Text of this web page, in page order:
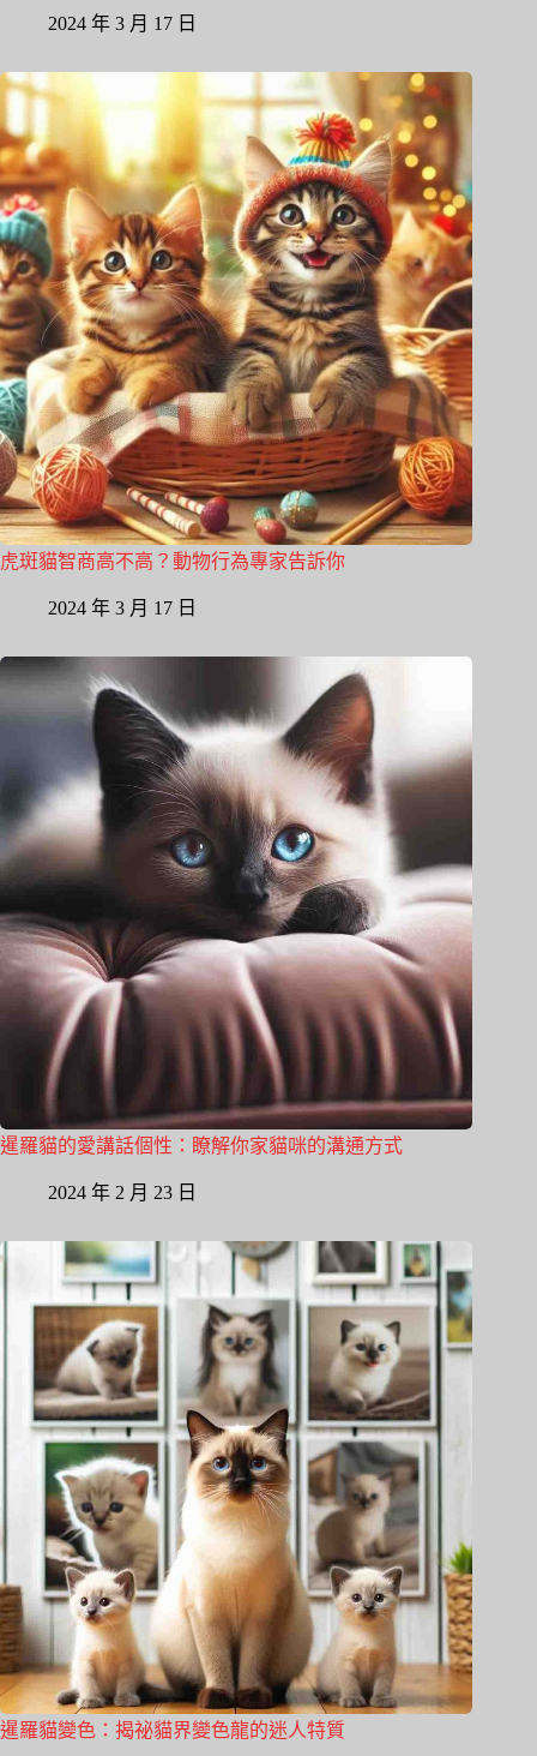
2024 年 3 月 17 日
虎斑貓智商高不高？動物行為專家告訴你
2024 年 3 月 17 日
暹羅貓的愛講話個性：瞭解你家貓咪的溝通方式
2024 年 2 月 23 日
暹羅貓變色：揭祕貓界變色龍的迷人特質